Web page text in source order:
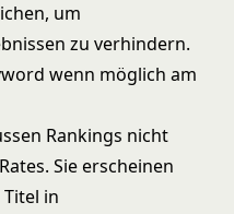
um
zu verhindern.
wenn möglich am
Rankings nicht
Sie erscheinen
in